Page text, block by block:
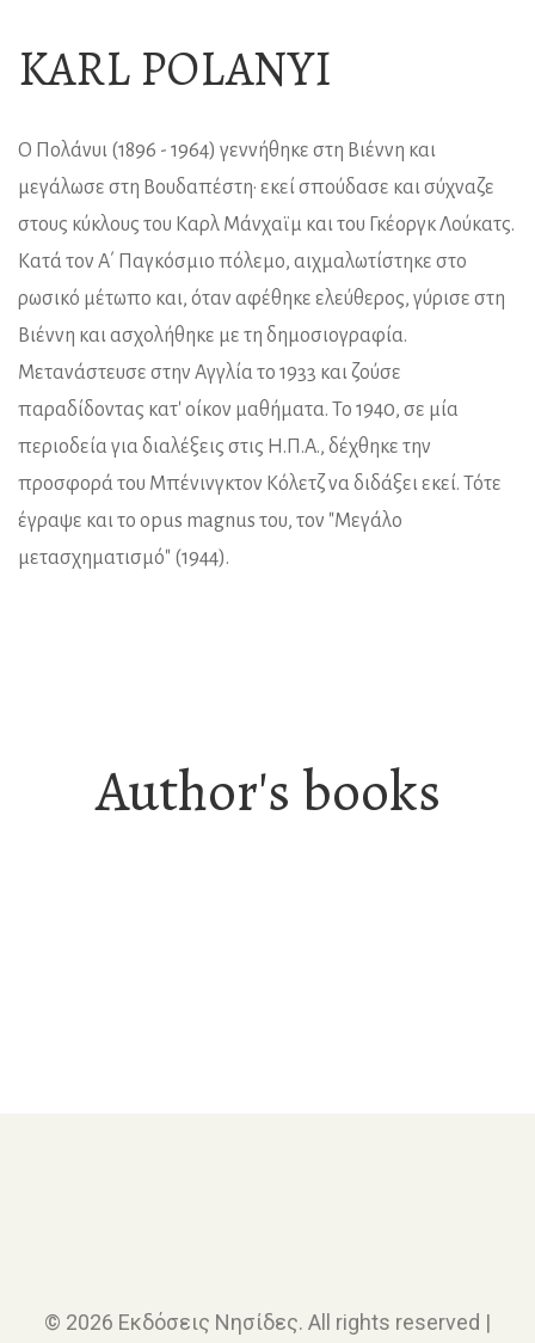
KARL POLANYI
Ο Πολάνυι (1896 - 1964) γεννήθηκε στη Βιέννη και
μεγάλωσε στη Βουδαπέστη· εκεί σπούδασε και σύχναζε
στους κύκλους του Καρλ Μάνχαϊμ και του Γκέοργκ Λούκατς.
Κατά τον Α΄ Παγκόσμιο πόλεμο, αιχμαλωτίστηκε στο
ρωσικό μέτωπο και, όταν αφέθηκε ελεύθερος, γύρισε στη
Βιέννη και ασχολήθηκε με τη δημοσιογραφία.
Μετανάστευσε στην Αγγλία το 1933 και ζούσε
παραδίδοντας κατ' οίκον μαθήματα. Το 1940, σε μία
περιοδεία για διαλέξεις στις Η.Π.Α., δέχθηκε την
προσφορά του Μπένινγκτον Κόλετζ να διδάξει εκεί. Τότε
έγραψε και το opus magnus του, τον "Μεγάλο
μετασχηματισμό" (1944).
Author's books
© 2026 Εκδόσεις Νησίδες. All rights reserved |